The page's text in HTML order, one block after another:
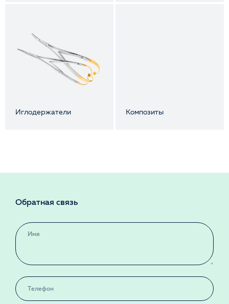
Иглодержатели Композиты
Обратная связь